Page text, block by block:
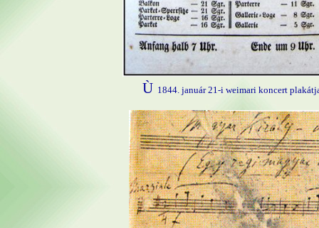
Ù 1844. január 21-i weimari koncert